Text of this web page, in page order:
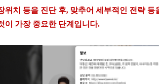
위치 등을 진단 후, 맞추어 세부적인 전략 등
이 가장 중요한 단계입니다.